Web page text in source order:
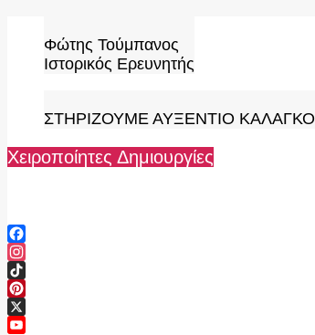
content
Φώτης Τούμπανος
Ιστορικός Ερευνητής
ΣΤΗΡΙΖΟΥΜΕ ΑΥΞΕΝΤΙΟ ΚΑΛΑΓΚΟ
Χειροποίητες Δημιουργίες
Facebook
Instagram
TikTok
Pinterest
X